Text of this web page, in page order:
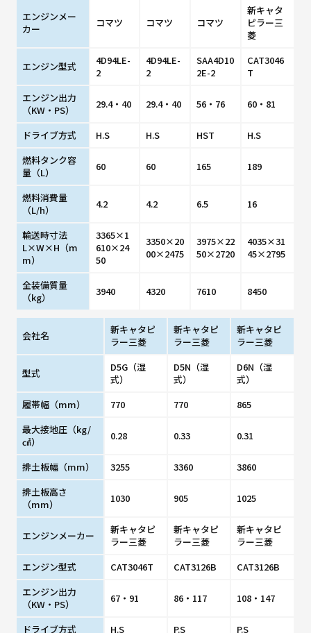
エンジンメー
カー
コマツ コマツ コマツ
新キャタ
ピラー三
菱
エンジン型式
4D94LE-
2
4D94LE-
2
SAA4D10
2E-2
CAT3046
T
エンジン出力
（KW・PS）
29.4・40 29.4・40 56・76 60・81
ドライブ方式 H.S H.S HST
H.S
燃料タンク容
量（L）
60 60 165 189
燃料消費量
（L/h）
4.2 4.2 6.5 16
輸送時寸法
L×W×H（m
m）
3365×1
610×24
50
3350×20
00×2475
3975×22
50×2720
4035×31
45×2795
全装備質量
（kg）
3940 4320 7610 8450
会社名
新キャタピ
ラー三菱
新キャタピ
ラー三菱
新キャタピ
ラー三菱
型式
D5G（湿
式）
D5N（湿
式）
D6N（湿
式）
履帯幅（mm）
770 770
865
最大接地圧（kg/
㎠）
0.28 0.33 0.31
排土板幅（mm） 3255 3360
3860
排土板高さ
（mm）
1030 905 1025
エンジンメーカー
新キャタピ
ラー三菱
新キャタピ
ラー三菱
新キャタピ
ラー三菱
エンジン型式
CAT3046T CAT3126B
CAT3126B
エンジン出力
（KW・PS）
67・91 86・117 108・147
ドライブ方式 H.S P.S P.S